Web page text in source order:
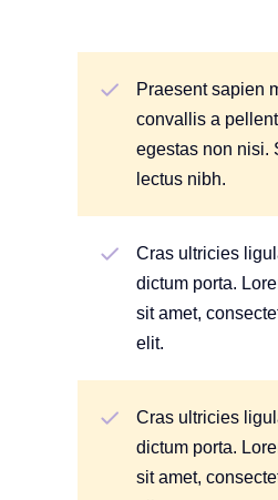
Praesent sapien
convallis a
egestas non nisi.
lectus nibh.
Cras ultricies
dictum porta.
sit amet,
elit.
Cras ultricies
dictum porta.
sit amet,